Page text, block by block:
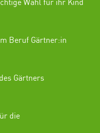
Wahl für ihr Kind
Beruf Gärtner:in
Gärtners
die